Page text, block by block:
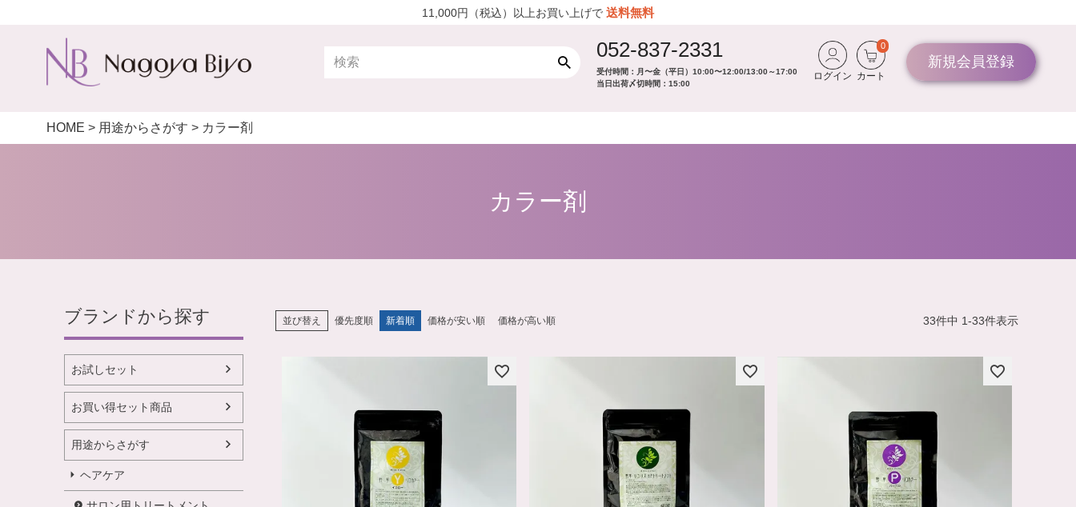
11,000円（税込）以上お買い上げで 送料無料
検索 052-837-2331
受付時間：月〜金（平日）10:00〜12:00/13:00～17:00
当日出荷〆切時間：15:00
ログイン カート
0
新規会員登録
HOME 用途からさがす カラー剤
カラー剤
ブランドから探す
お試しセット
お買い得セット商品
用途からさがす
ヘアケア
並び替え 優先度順 新着順 価格が安い順 価格が高い順 33件中 1-33件表示